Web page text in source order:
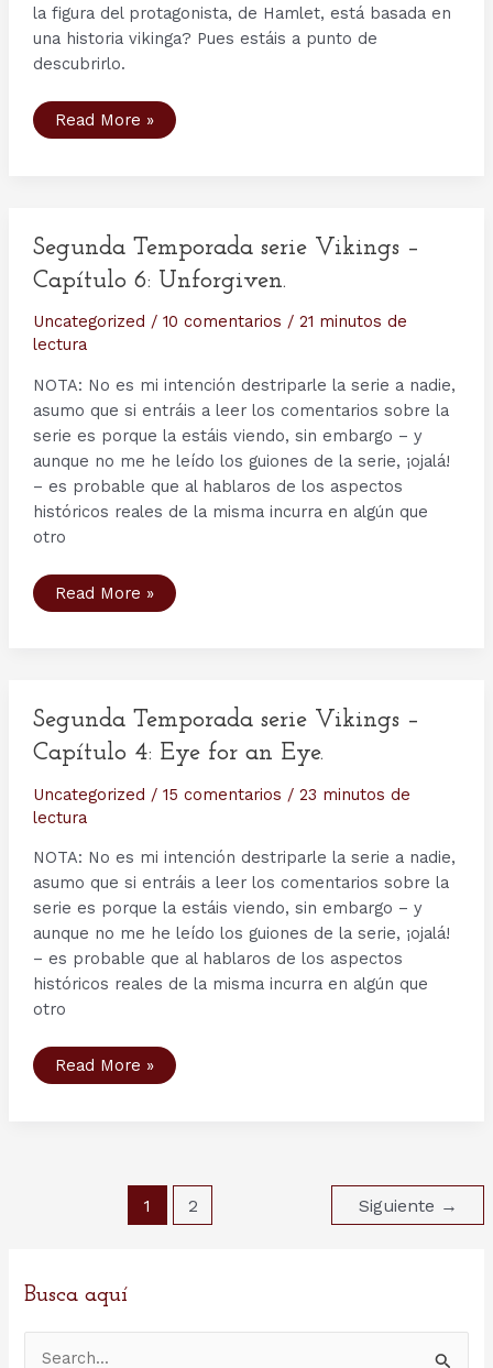
la figura del protagonista, de Hamlet, está basada en
una historia vikinga? Pues estáis a punto de
descubrirlo.
Curiosidades
Vikingas:
Read More »
Segunda Temporada serie Vikings –
Capítulo 6: Unforgiven.
Uncategorized / 10 comentarios / 21 minutos de
lectura
NOTA: No es mi intención destriparle la serie a nadie,
asumo que si entráis a leer los comentarios sobre la
serie es porque la estáis viendo, sin embargo – y
aunque no me he leído los guiones de la serie, ¡ojalá!
– es probable que al hablaros de los aspectos
históricos reales de la misma incurra en algún que
otro
Segunda
Read More »
Segunda Temporada serie Vikings –
Capítulo 4: Eye for an Eye.
Uncategorized / 15 comentarios / 23 minutos de
lectura
NOTA: No es mi intención destriparle la serie a nadie,
asumo que si entráis a leer los comentarios sobre la
serie es porque la estáis viendo, sin embargo – y
aunque no me he leído los guiones de la serie, ¡ojalá!
– es probable que al hablaros de los aspectos
históricos reales de la misma incurra en algún que
otro
Segunda
Temporada
Read More »
1 2 Siguiente →
Busca aquí